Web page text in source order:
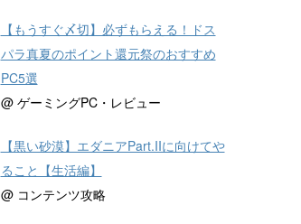
【もうすぐ〆切】必ずもらえる！ドス
パラ真夏のポイント還元祭のおすすめ
PC5選
@ ゲーミングPC・レビュー
【黒い砂漠】エダニアPart.IIに向けてや
ること【生活編】
@ コンテンツ攻略